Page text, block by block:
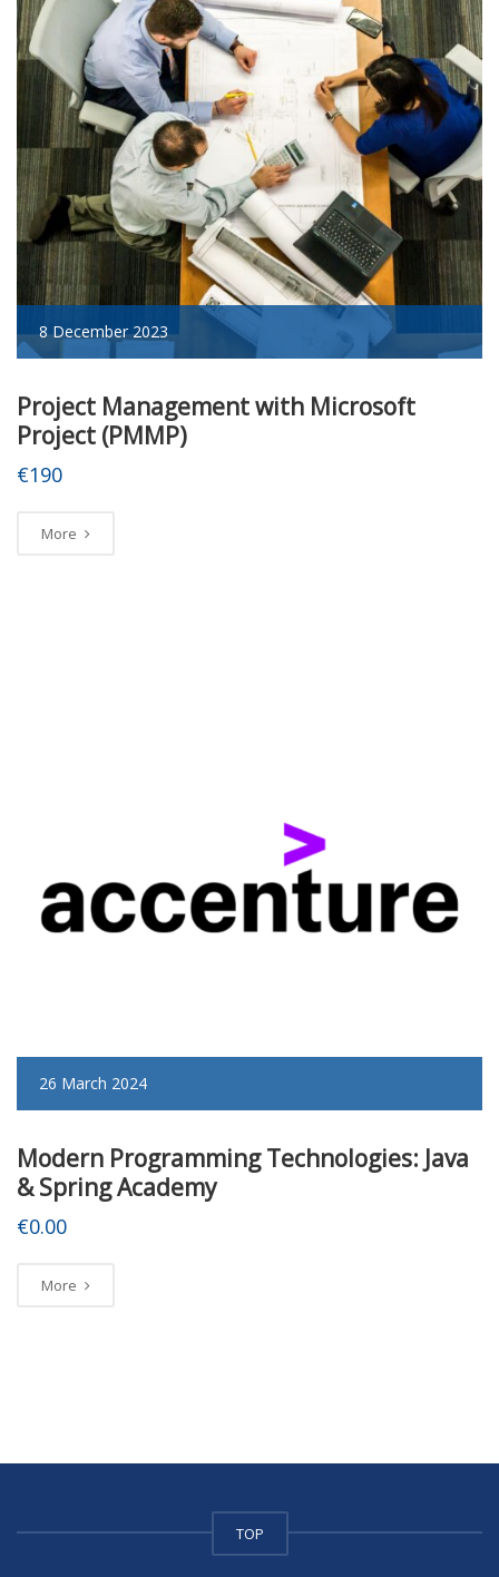
8 December 2023
Project Management with Microsoft
Project (PMMP)
€190
More
26 March 2024
Modern Programming Technologies: Java
& Spring Academy
€0.00
More
TOP